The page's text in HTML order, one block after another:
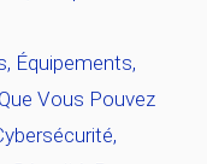
Équipements,
Vous Pouvez